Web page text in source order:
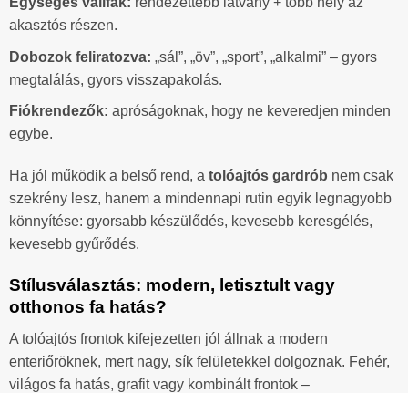
akasztós részen.
Dobozok feliratozva: „sál”, „öv”, „sport”, „alkalmi” – gyors
megtalálás, gyors visszapakolás.
Fiókrendezők: apróságoknak, hogy ne keveredjen minden
egybe.
Ha jól működik a belső rend, a tolóajtós gardrób nem csak
szekrény lesz, hanem a mindennapi rutin egyik legnagyobb
könnyítése: gyorsabb készülődés, kevesebb keresgélés,
kevesebb gyűrődés.
Stílusválasztás: modern, letisztult vagy
otthonos fa hatás?
A tolóajtós frontok kifejezetten jól állnak a modern
enteriőröknek, mert nagy, sík felületekkel dolgoznak. Fehér,
világos fa hatás, grafit vagy kombinált frontok –